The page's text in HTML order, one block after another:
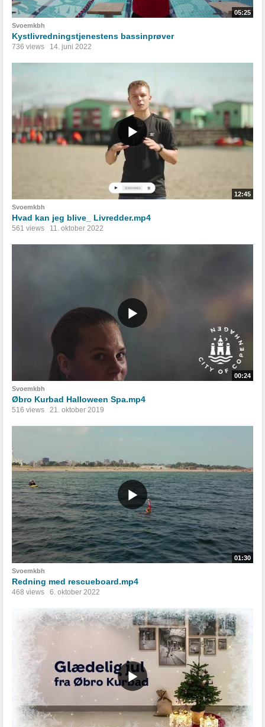
05:25
Svoemkbh
Kystlivredningstjenestens bassinprøver
736 views 14. juni 2022
12:45
Svoemkbh
Hvad kan jeg blive_ Livredder.mp4
561 views 11. oktober 2022
00:24
Svoemkbh
Øbro Kurbad Halloween Spa.mp4
516 views 21. oktober 2019
01:30
Svoemkbh
Redning med rescueboard.mp4
468 views 6. oktober 2022